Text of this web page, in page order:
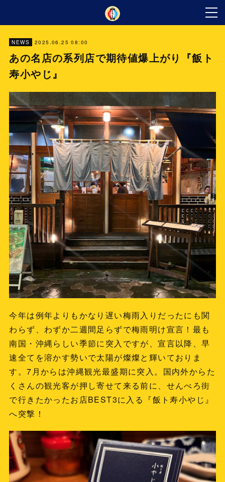
NEWS 2025.06.25 08:00
あの名店の系列店で期待値爆上がり『飯ト
寿小やじ』
今年は例年よりもかなり遅い梅雨入りだったにも関
わらず、わずか二週間足らずで梅雨明け宣言！最も
南国・沖縄らしい季節に突入ですが、宣言以降、早
速全てを溶かす勢いで太陽が燦燦と輝いておりま
す。7月からは沖縄観光最盛期に突入。国内外からた
くさんの観光客が押し寄せて来る前に、せんべろ街
で行きたかったお店BEST3に入る『飯ト寿小やじ』
へ突撃！